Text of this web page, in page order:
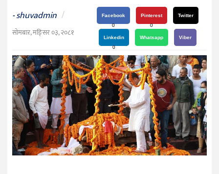
दर्शन
/
संस्कृति
विचार
देश
राजनीति
-shuvadmin /
सोमबार, मङि्सर ०३, २०८१
Facebook
0
Pinterest
0
Twitter
Linkedin
0
Whatsapp Viber